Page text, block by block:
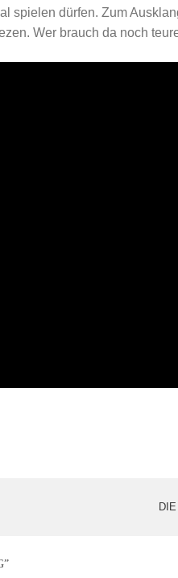
spielen dürfen. Zum
Wer brauch da noch
”